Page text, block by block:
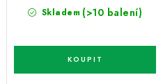
Skladem (>10 balení)